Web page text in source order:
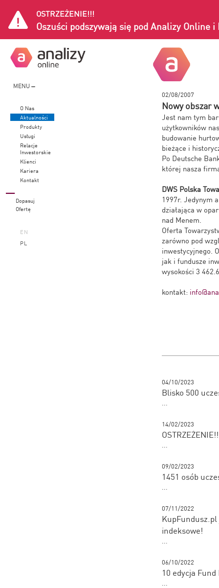
OSTRZEŻENIE!!!
Oszuści podszywają się pod Analizy Online i
MENU
O Nas
Aktualności
Produkty
Usługi
Relacje
Inwestorskie
Klienci
Kariera
Kontakt
Dopasuj
Ofertę
EN
PL
02/08/2007
Nowy obszar
Jest nam tym
użytkowników
budowanie
bieżące i
Po Deutsche
której nasza
DWS Polska
1997r. Jedynym
działająca w
nad Menem.
Oferta
zarówno pod
inwestycyjnego.
jak i fundusze
wysokości 3
kontakt:
04/10/2023
Blisko 500
...
14/02/2023
...
09/02/2023
1451 osób
...
07/11/2022
indeksowe!
...
06/10/2022
10 edycja
...